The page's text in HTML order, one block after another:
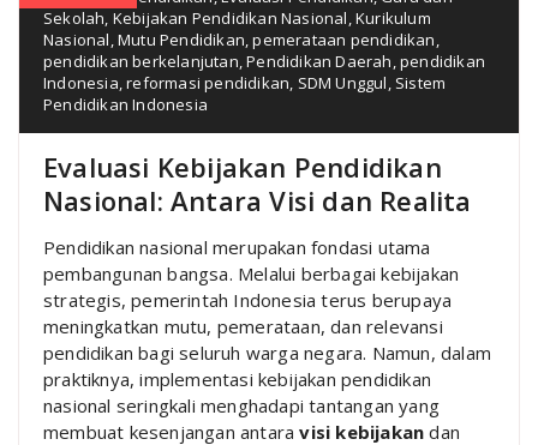
Sekolah, Kebijakan Pendidikan Nasional,Kurikulum
Nasional,Mutu Pendidikan,pemerataan pendidikan,
pendidikan berkelanjutan,Pendidikan Daerah,pendidikan
Indonesia,reformasi pendidikan, SDM Unggul, Sistem
Pendidikan Indonesia
Evaluasi Kebijakan Pendidikan
Nasional: Antara Visi dan Realita
Pendidikan nasional merupakan fondasi utama
pembangunan bangsa. Melalui berbagai kebijakan
strategis, pemerintah Indonesia terus berupaya
meningkatkan mutu, pemerataan, dan relevansi
pendidikan bagi seluruh warga negara. Namun, dalam
praktiknya, implementasi kebijakan pendidikan
nasional seringkali menghadapi tantangan yang
membuat kesenjangan antaravisi kebijakan dan